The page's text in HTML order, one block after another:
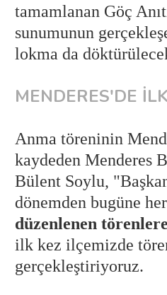
tamamlanan Göç
sunumunun
lokma da
MENDERES'DE
Anma töreninin
kaydeden Menderes
Bülent Soylu,
dönemden bugüne
düzenlenen
ilk kez ilçemizde
gerçekleştiriyoruz.